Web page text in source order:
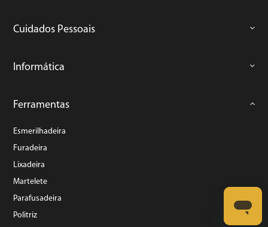
Cuidados Pessoais
Informática
Ferramentas
Esmerilhadeira
Furadeira
Lixadeira
Martelete
Parafusadeira
Politriz